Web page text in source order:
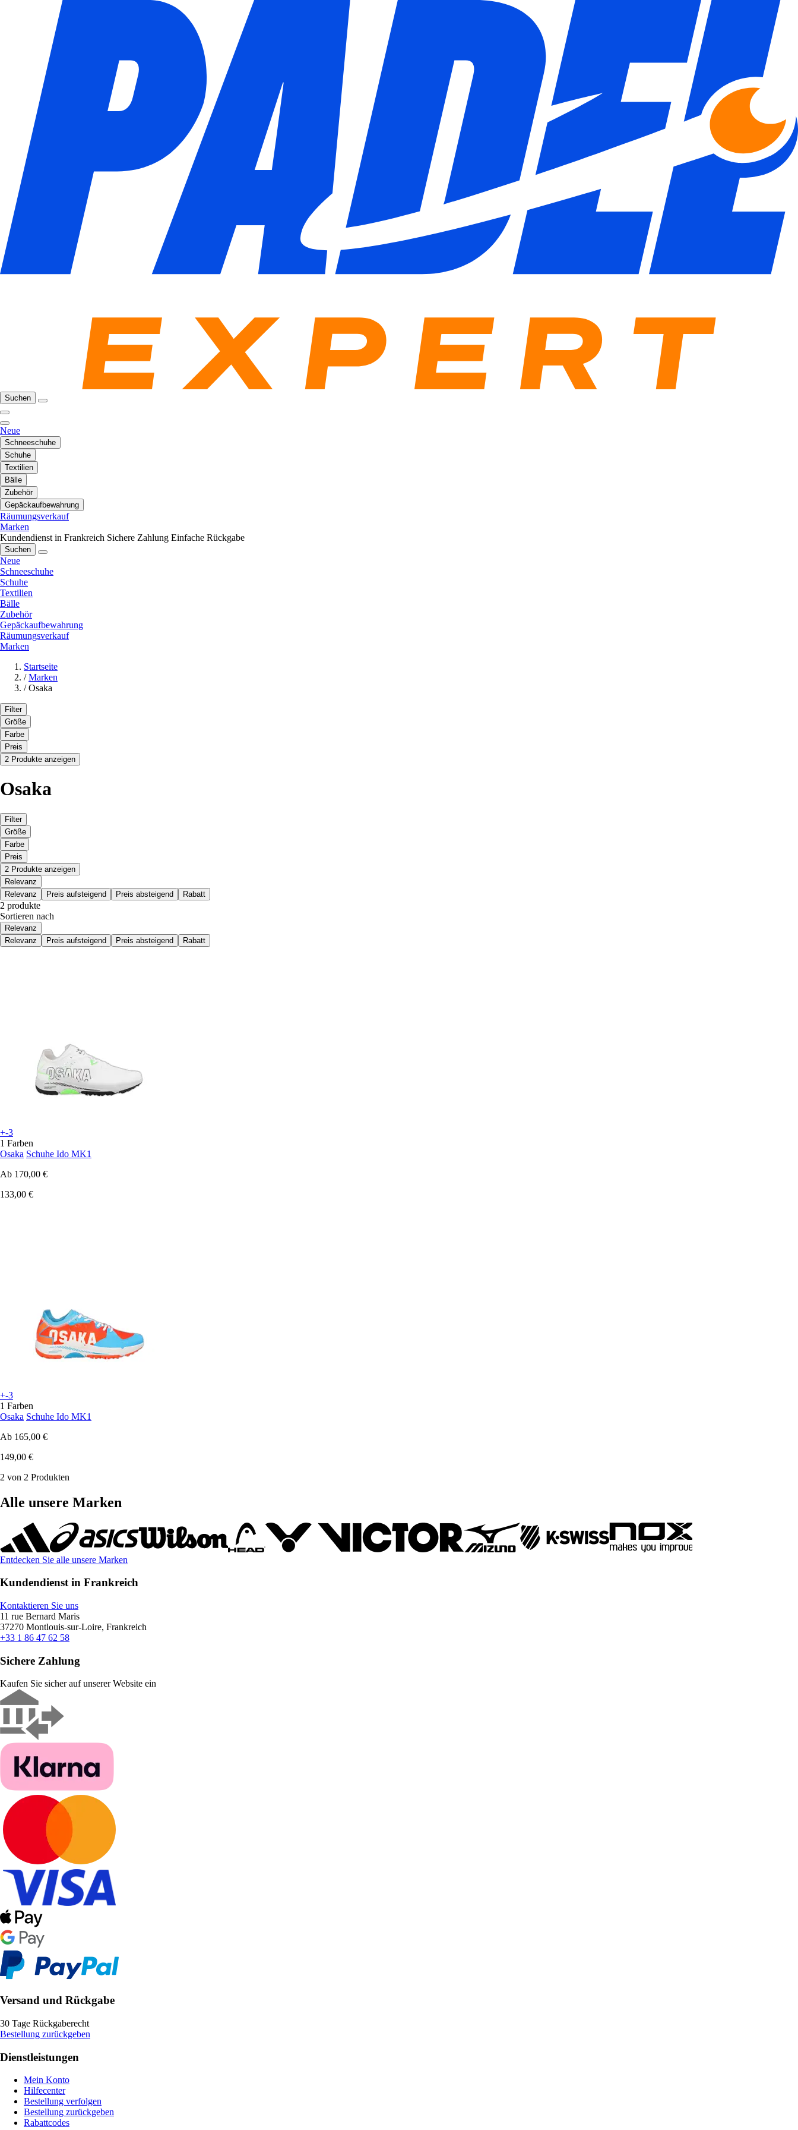
Suchen
Neue
Schneeschuhe
Schuhe
Textilien
Bälle
Zubehör
Gepäckaufbewahrung
Räumungsverkauf
Marken
Kundendienst in Frankreich Sichere Zahlung Einfache Rückgabe
Suchen
Neue
Schneeschuhe
Schuhe
Textilien
Bälle
Zubehör
Gepäckaufbewahrung
Räumungsverkauf
Marken
Startseite
/ Marken
/ Osaka
Filter
Größe
Farbe
Preis
2 Produkte anzeigen
Osaka
Filter
Größe
Farbe
Preis
2 Produkte anzeigen
Relevanz
Relevanz
Preis aufsteigend Preis absteigend Rabatt
2 produkte
Sortieren nach
Relevanz
Relevanz
Preis aufsteigend Preis absteigend Rabatt
+-3
1 Farben
Osaka Schuhe Ido MK1
Ab 170,00 €
133,00 €
+-3
1 Farben
Osaka Schuhe Ido MK1
Ab 165,00 €
149,00 €
2 von 2 Produkten
Alle unsere Marken
Entdecken Sie alle unsere Marken
Kundendienst in Frankreich
Kontaktieren Sie uns
11 rue Bernard Maris
37270 Montlouis-sur-Loire, Frankreich
+33 1 86 47 62 58
Sichere Zahlung
Kaufen Sie sicher auf unserer Website ein
Versand und Rückgabe
30 Tage Rückgaberecht
Bestellung zurückgeben
Dienstleistungen
Mein Konto
Hilfecenter
Bestellung verfolgen
Bestellung zurückgeben
Rabattcodes